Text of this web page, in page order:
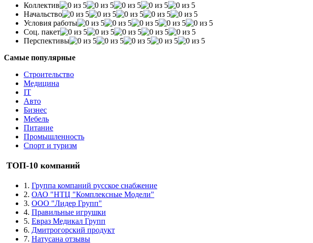
Коллектив
Начальство
Условия работы
Соц. пакет
Перспективы
Самые популярные
Строительство
Медицина
IT
Авто
Бизнес
Мебель
Питание
Промышленность
Спорт и туризм
ТОП-10 компаний
1. Группа компаний русское снабжение
2. ОАО "НТЦ "Комплексные Модели"
3. ООО "Лидер Групп"
4. Правильные игрушки
5. Евраз Медикал Групп
6. Дмитрогорский продукт
7. Натусана отзывы